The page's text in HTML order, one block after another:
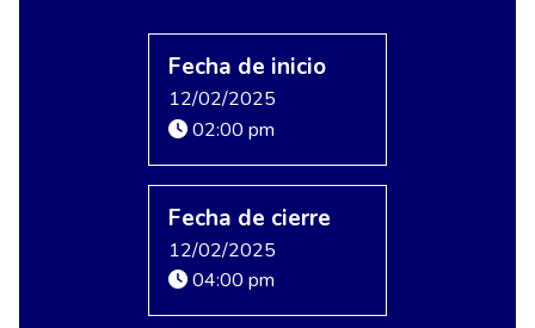
Fecha de inicio
12/02/2025
02:00 pm
Fecha de cierre
12/02/2025
04:00 pm